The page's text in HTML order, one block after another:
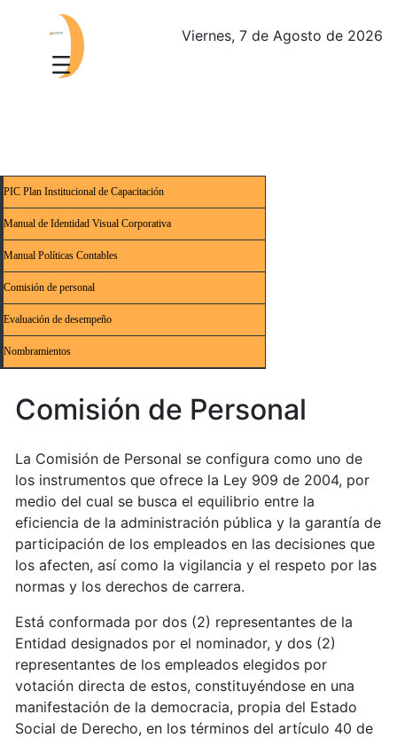
Viernes, 7 de Agosto de 2026
PIC Plan Institucional de Capacitación
Manual de Identidad Visual Corporativa
Manual Políticas Contables
Comisión de personal
Evaluación de desempeño
Nombramientos
Comisión de Personal
La Comisión de Personal se configura como uno de
los instrumentos que ofrece la Ley 909 de 2004, por
medio del cual se busca el equilibrio entre la
eficiencia de la administración pública y la garantía de
participación de los empleados en las decisiones que
los afecten, así como la vigilancia y el respeto por las
normas y los derechos de carrera.
Está conformada por dos (2) representantes de la
Entidad designados por el nominador, y dos (2)
representantes de los empleados elegidos por
votación directa de estos, constituyéndose en una
manifestación de la democracia, propia del Estado
Social de Derecho, en los términos del artículo 40 de